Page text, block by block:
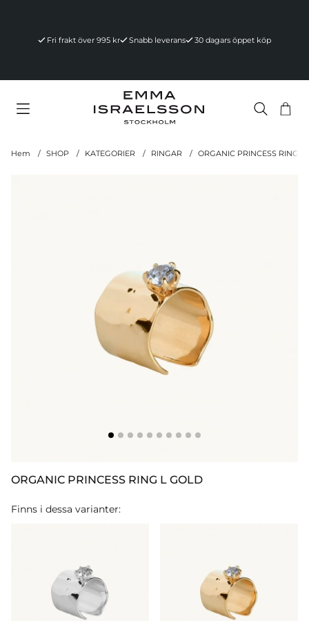
Fri frakt över 995 kr Snabb leverans 30 dagars öppet köp
.
Hem SHOP KATEGORIER RINGAR ORGANIC PRINCESS RING L
ORGANIC PRINCESS RING L GOLD
Finns i dessa varianter: